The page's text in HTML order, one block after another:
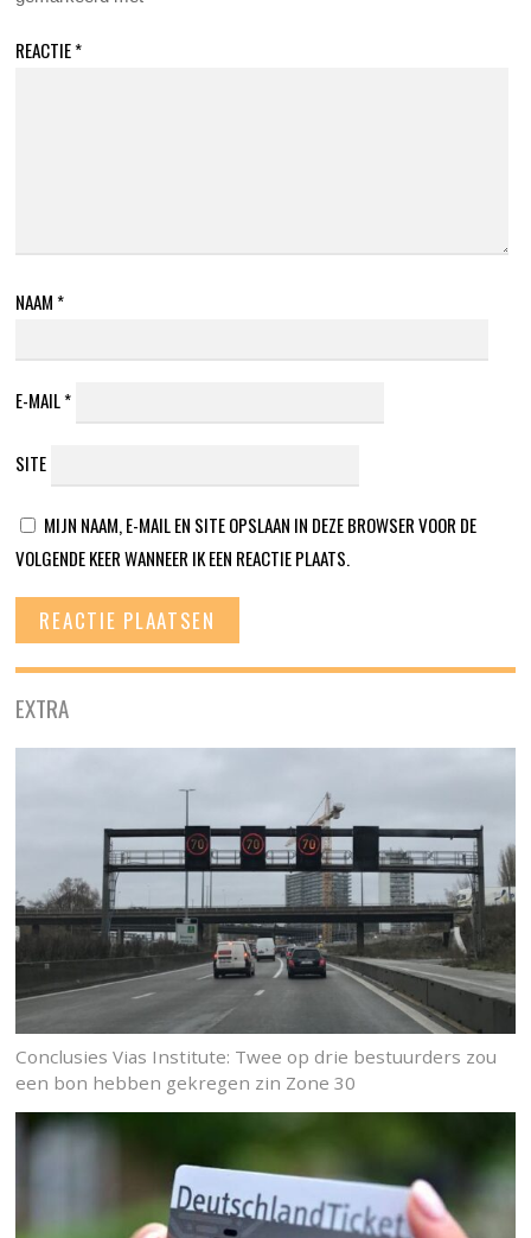
REACTIE*
NAAM *
E-MAIL*
SITE
MIJN NAAM, E-MAIL EN SITE OPSLAAN IN DEZE BROWSER VOOR DE
VOLGENDE KEER WANNEER IK EEN REACTIE PLAATS.
EXTRA
Conclusies Vias Institute: Twee op drie bestuurders zou
een bon hebben gekregen zin Zone 30